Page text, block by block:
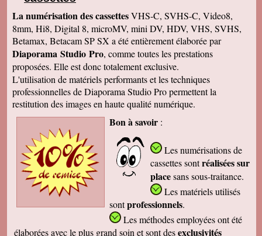
La numérisation des cassettesVHS-C, SVHS-C, Video8,
8mm, Hi8, Digital 8, microMV, mini DV, HDV, VHS, SVHS,
Betamax, Betacam SP SX a été entièrement élaborée par
Diaporama Studio Pro, comme toutes les prestations
proposées. Elle est donc totalement exclusive.
L'utilisation de matériels performants et les techniques
professionnelles de Diaporama Studio Pro permettent la
restitution des images en haute qualité numérique.
Bon à savoir :
Les numérisations de
cassettessontréalisées sur
placesans sous-traitance.
Les matériels utilisés
sontprofessionnels.
Les méthodes employéesont été
élaborées avec le plus grand soin et sont desexclusivités